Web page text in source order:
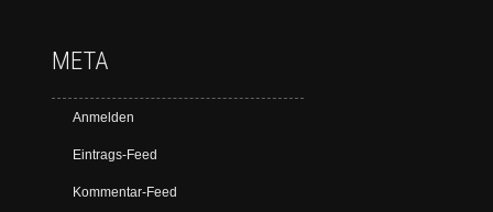
META
Anmelden
Eintrags-Feed
Kommentar-Feed